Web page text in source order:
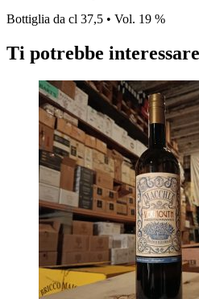
Bottiglia da cl 37,5 • Vol. 19 %
Ti potrebbe